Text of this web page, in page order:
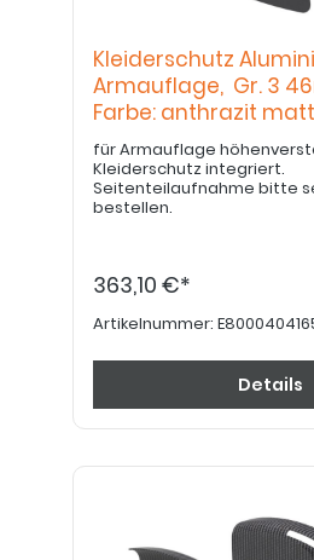
Kleiderschutz
Armauflage, Gr. 3
Farbe: anthrazit matt
für Armauflage
Kleiderschutz integriert.
Seitenteilaufnahme bitte
bestellen.
363,10 €*
Artikelnummer:
Details